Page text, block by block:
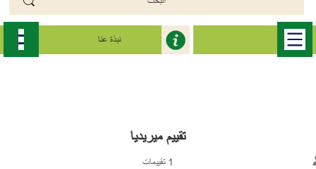
نبذة عنا
تقييم ميريديا
1 تقييمات